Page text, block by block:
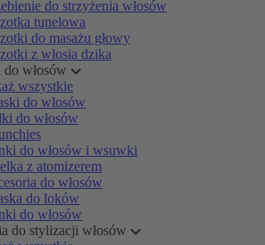
do strzyżenia włosów
tunelowa
do masażu głowy
z włosia dzika
włosów
wszystkie
do włosów
do włosów
do włosów i wsuwki
z atomizerem
do włosów
do loków
do włosów
do stylizacji włosów